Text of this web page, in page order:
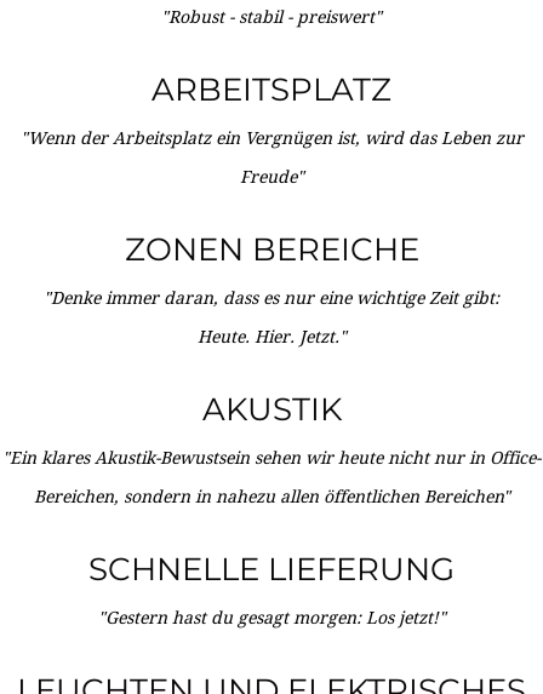
"Robust - stabil - preiswert"
ARBEITSPLATZ
"Wenn der Arbeitsplatz ein Vergnügen ist, wird das Leben zur
Freude"
ZONEN BEREICHE
"Denke immer daran, dass es nur eine wichtige Zeit gibt:
Heute. Hier. Jetzt."
AKUSTIK
"Ein klares Akustik-Bewustsein sehen wir heute nicht nur in Office-
Bereichen, sondern in nahezu allen öffentlichen Bereichen"
SCHNELLE LIEFERUNG
"Gestern hast du gesagt morgen: Los jetzt!"